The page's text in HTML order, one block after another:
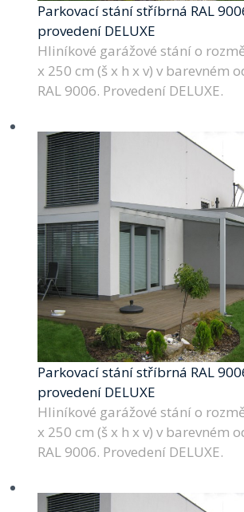
Parkovací stání stříbrná RAL
provedení DELUXE
Hliníkové garážové stání o
x 250 cm (š x h x v) v barevném
RAL 9006. Provedení DELUXE.
Parkovací stání stříbrná RAL
provedení DELUXE
Hliníkové garážové stání o
x 250 cm (š x h x v) v barevném
RAL 9006. Provedení DELUXE.